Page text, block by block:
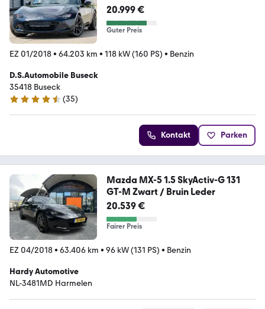
20.999 €
Guter Preis
EZ 01/2018• 64.203 km • 118 kW (160 PS) • Benzin
D.S.Automobile Buseck
35418 Buseck
4.7 Sterne
(35)
Kontakt Parken
Mazda MX-5 1.5 SkyActiv-G 131
GT-M Zwart / Bruin Leder
20.539 €
Fairer Preis
EZ 04/2018• 63.406 km • 96 kW (131 PS) • Benzin
Hardy Automotive
NL-3481MD Harmelen